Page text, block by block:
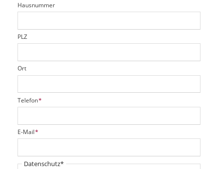
f
e
d
Hausnummer
PLZ
Ort
P
f
i
c
t
f
Telefon*
P
f
i
E-Mail*
Pflichtfeld
Datenschutz*